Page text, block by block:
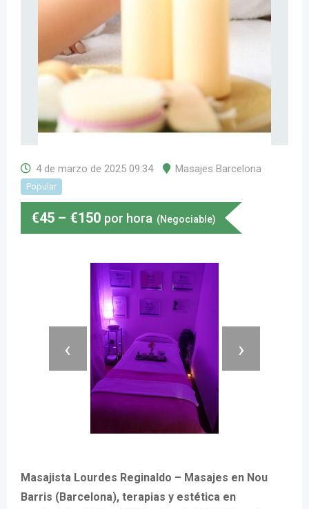
4 de marzo de 2025 09:34 Masajes Barcelona
Popular
€45 – €150 por hora (Negociable)
‹ ›
Masajista Lourdes Reginaldo – Masajes en Nou
Barris (Barcelona), terapias y estética en